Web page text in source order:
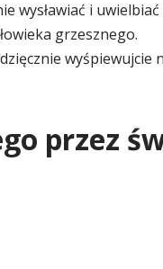
wysławiać i
grzesznego.
wyśpiewujcie
przez